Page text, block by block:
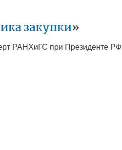
закупки»
РАНХиГС при Президенте РФ